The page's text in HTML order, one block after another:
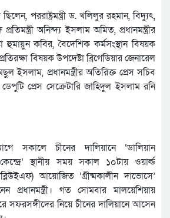
পররাষ্ট্রমন্ত্রী ড. খলিলুর রহমান, বিদ্যুৎ,
অনিন্দ্য ইসলাম অমিত, প্রধানমন্ত্রীর
হুমায়ুন কবির, বৈদেশিক কর্মসংস্থান বিষয়ক
বিষয়ক উপদেষ্টা ব্রিগেডিয়ার জেনারেল
প্রধানমন্ত্রীর অতিরিক্ত প্রেস সচিব
প্রেস সেক্রেটারি জাহিদুল ইসলাম রনি
সকালে চীনের দালিয়ানে ‘ডালিয়ান
স্থানীয় সময় সকাল ১০টায় ওয়ার্ল্ড
আয়োজিত ‘গ্রীষ্মকালীন দাভোসে’
প্রধানমন্ত্রী। গত সোমবার মালয়েশিয়ায়
নিয়ে চীনের দালিয়ানে আসেন